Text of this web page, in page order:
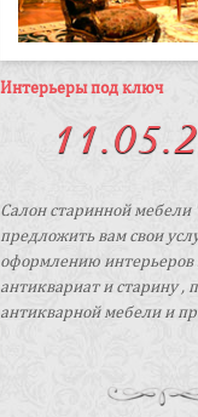
Интерьеры под ключ
Салон старинной мебели
предложить вам свои
оформлению интерьеров
антиквариат и старину ,
антикварной мебели и